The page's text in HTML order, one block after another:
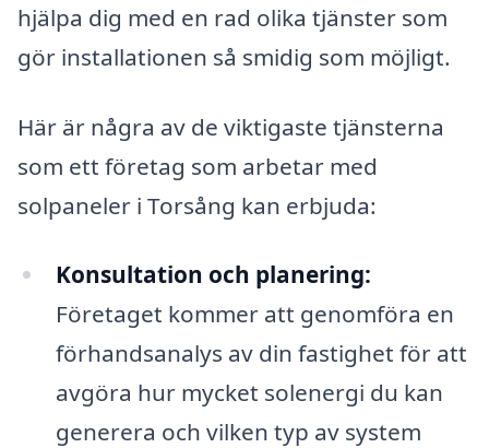
hjälpa dig med en rad olika tjänster som
gör installationen så smidig som möjligt.
Här är några av de viktigaste tjänsterna
som ett företag som arbetar med
solpaneler i Torsång kan erbjuda:
Konsultation och planering:
Företaget kommer att genomföra en
förhandsanalys av din fastighet för att
avgöra hur mycket solenergi du kan
generera och vilken typ av system